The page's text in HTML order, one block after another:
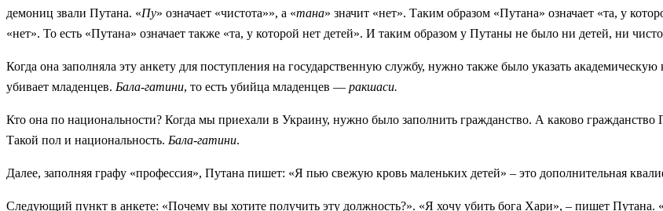
демониц звали Путана. «Пу» означает «чистота»», а «тана» значит «нет». Таким образом «Путана» означает «та, у
«нет». То есть «Путана» означает также «та, у которой нет детей». И таким образом у Путаны не было ни детей, ни
Когда она заполняла эту анкету для поступления на государственную службу, нужно также было указать
убивает младенцев. Бала-гатини, то есть убийца младенцев — ракшаси.
Кто она по национальности? Когда мы приехали в Украину, нужно было заполнить гражданство. А каково
Такой пол и национальность. Бала-гатини.
Далее, заполняя графу «профессия», Путана пишет: «Я пью свежую кровь маленьких детей» – это дополнительная
Следующий пункт в анкете: «Почему вы хотите получить эту должность?». «Я хочу убить бога Хари», – пишет